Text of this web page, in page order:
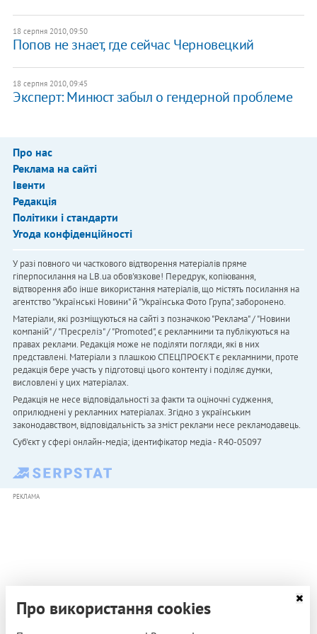
18 серпня 2010, 09:50
Попов не знает, где сейчас Черновецкий
18 серпня 2010, 09:45
Эксперт: Минюст забыл о гендерной проблеме
Про нас
Реклама на сайті
Івенти
Редакція
Політики і стандарти
Угода конфіденційності
У разі повного чи часткового відтворення матеріалів пряме
гіперпосилання на LB.ua обов'язкове! Передрук, копіювання,
відтворення або інше використання матеріалів, що містять посилання на
агентство "Українськi Новини" й "Українська Фото Група", заборонено.
Матеріали, які розміщуються на сайті з позначкою "Реклама" / "Новини
компаній" / "Пресреліз" / "Promoted", є рекламними та публікуються на
правах реклами. Редакція може не поділяти погляди, які в них
представлені. Матеріали з плашкою СПЕЦПРОЄКТ є рекламними, проте
редакція бере участь у підготовці цього контенту і поділяє думки,
висловлені у цих матеріалах.
Редакція не несе відповідальності за факти та оціночні судження,
оприлюднені у рекламних матеріалах. Згідно з українським
законодавством, відповідальність за зміст реклами несе рекламодавець.
Cуб'єкт у сфері онлайн-медіа; ідентифікатор медіа - R40-05097
РЕКЛАМА
Про використання cookies